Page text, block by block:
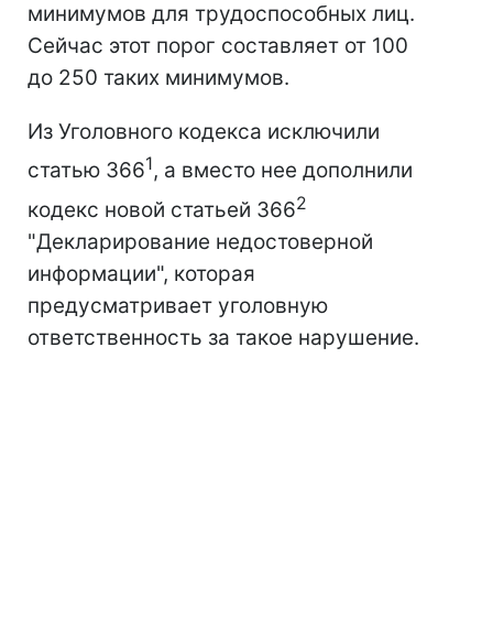
минимумов для трудоспособных лиц.
Сейчас этот порог составляет от 100
до 250 таких минимумов.
Из Уголовного кодекса исключили
статью 3661, а вместо нее дополнили
кодекс новой статьей 3662
"Декларирование недостоверной
информации", которая
предусматривает уголовную
ответственность за такое нарушение.